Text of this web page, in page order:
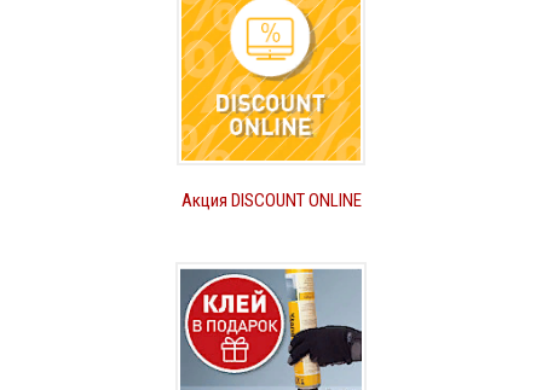
Акция DISCOUNT ONLINE